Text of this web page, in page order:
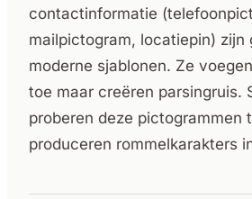
contactinformatie
mailpictogram, locatiepin) zijn
moderne sjablonen. Ze
toe maar creëren parsingruis.
proberen deze pictogrammen
produceren rommelkarakters